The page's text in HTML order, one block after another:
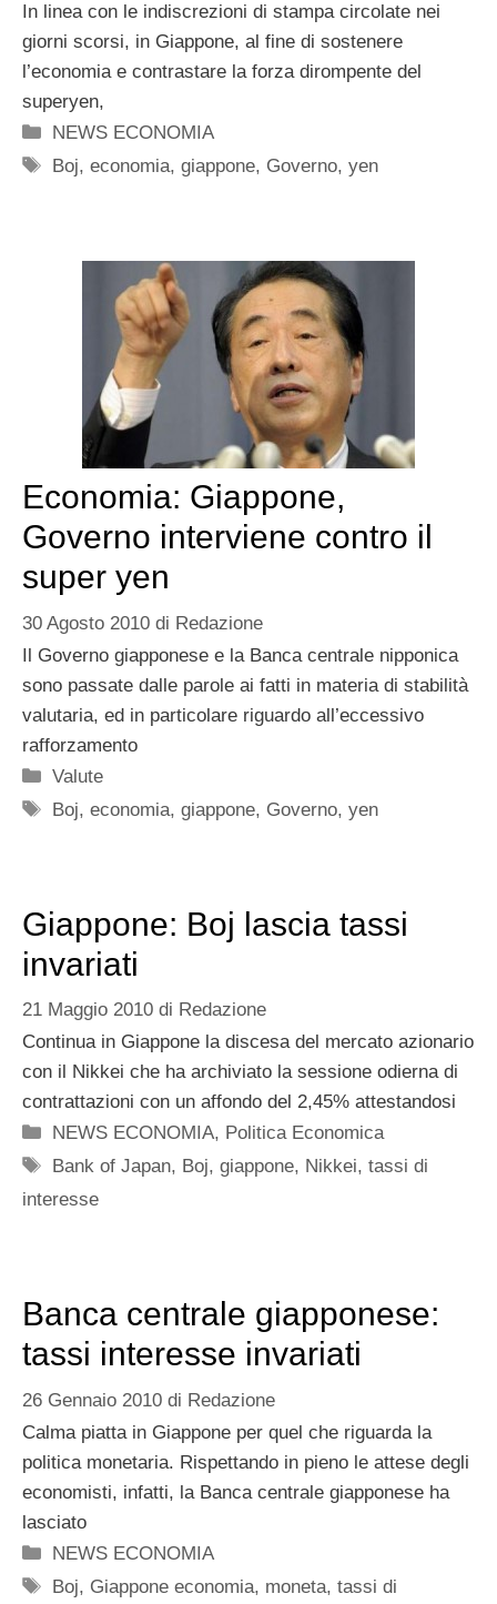
In linea con le indiscrezioni di stampa circolate nei
giorni scorsi, in Giappone, al fine di sostenere
l’economia e contrastare la forza dirompente del
superyen,
Categorie
NEWS ECONOMIA
Tag
Boj,economia,giappone, Governo,yen
Economia: Giappone,
Governo interviene contro il
super yen
30 Agosto 2010 di Redazione
Il Governo giapponese e la Banca centrale nipponica
sono passate dalle parole ai fatti in materia di stabilità
valutaria, ed in particolare riguardo all’eccessivo
rafforzamento
Categorie
Valute
Tag
Boj,economia,giappone, Governo,yen
Giappone: Boj lascia tassi
invariati
21 Maggio 2010 di Redazione
Continua in Giappone la discesa del mercato azionario
con il Nikkei che ha archiviato la sessione odierna di
contrattazioni con un affondo del 2,45% attestandosi
Categorie
NEWS ECONOMIA, Politica Economica
Tag
Bank of Japan, Boj,giappone, Nikkei,tassi di
interesse
Banca centrale giapponese:
tassi interesse invariati
26 Gennaio 2010 di Redazione
Calma piatta in Giappone per quel che riguarda la
politica monetaria. Rispettando in pieno le attese degli
economisti, infatti, la Banca centrale giapponese ha
lasciato
Categorie
NEWS ECONOMIA
Tag
Boj, Giappone economia, moneta,tassi di